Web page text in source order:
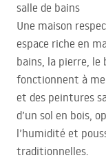
salle de bains
Une maison
espace riche en
bains, la pierre, le
fonctionnent à
et des peintures
d’un sol en bois,
l’humidité et
traditionnelles.